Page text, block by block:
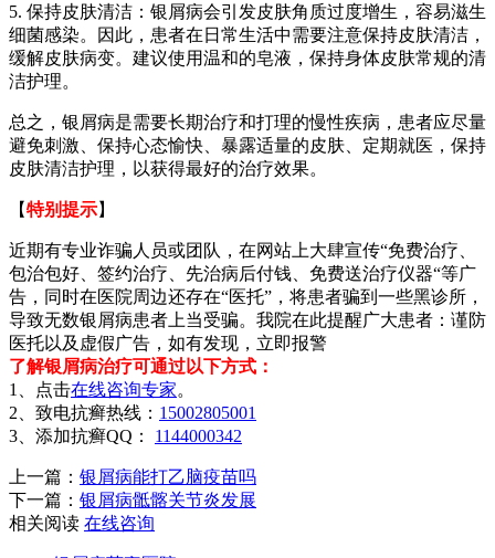
5. 保持皮肤清洁：银屑病会引发皮肤角质过度增生，容易滋生
细菌感染。因此，患者在日常生活中需要注意保持皮肤清洁，
缓解皮肤病变。建议使用温和的皂液，保持身体皮肤常规的清
洁护理。
总之，银屑病是需要长期治疗和打理的慢性疾病，患者应尽量
避免刺激、保持心态愉快、暴露适量的皮肤、定期就医，保持
皮肤清洁护理，以获得最好的治疗效果。
【特别提示】
近期有专业诈骗人员或团队，在网站上大肆宣传“免费治疗、
包治包好、签约治疗、先治病后付钱、免费送治疗仪器“等广
告，同时在医院周边还存在“医托”，将患者骗到一些黑诊所，
导致无数银屑病患者上当受骗。我院在此提醒广大患者：谨防
医托以及虚假广告，如有发现，立即报警
了解银屑病治疗可通过以下方式：
1、点击在线咨询专家。
2、致电抗癣热线： 15002805001
3、添加抗癣QQ： 1144000342
上一篇： 银屑病能打乙脑疫苗吗
下一篇： 银屑病骶髂关节炎发展
相关阅读 在线咨询